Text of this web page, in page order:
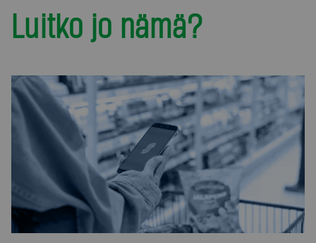
Luitko jo nämä?